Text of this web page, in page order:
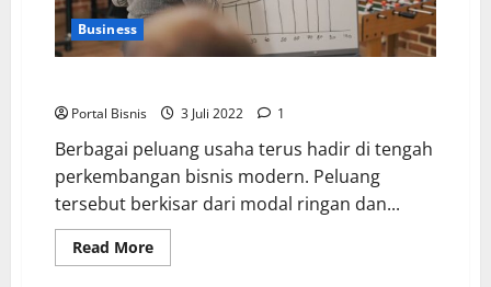
Business
Portal Bisnis 3 Juli 2022 1
Berbagai peluang usaha terus hadir di tengah
perkembangan bisnis modern. Peluang
tersebut berkisar dari modal ringan dan...
Read More